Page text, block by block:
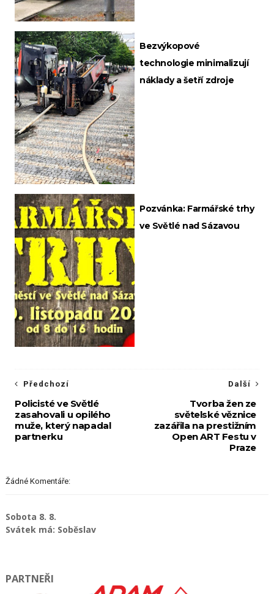
Bezvýkopové
technologie minimalizují
náklady a šetří zdroje
Pozvánka: Farmářské trhy
ve Světlé nad Sázavou
Další
Tvorba žen ze
světelské věznice
zazářila na prestižním
Open ART Festu v
Praze
Předchozí
Policisté ve Světlé
zasahovali u opilého
muže, který napadal
partnerku
Žádné Komentáře:
Sobota 8. 8.
Svátek má: Soběslav
PARTNEŘI